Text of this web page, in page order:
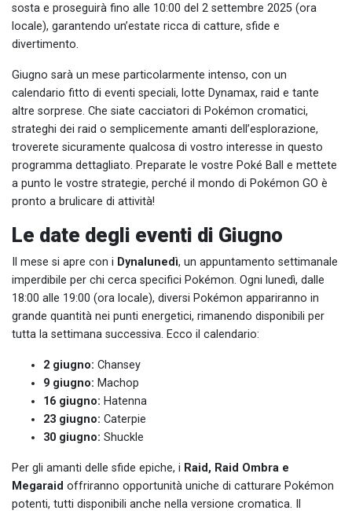
sosta e proseguirà fino alle 10:00 del 2 settembre 2025 (ora
locale), garantendo un’estate ricca di catture, sfide e
divertimento.
Giugno sarà un mese particolarmente intenso, con un
calendario fitto di eventi speciali, lotte Dynamax, raid e tante
altre sorprese. Che siate cacciatori di Pokémon cromatici,
strateghi dei raid o semplicemente amanti dell’esplorazione,
troverete sicuramente qualcosa di vostro interesse in questo
programma dettagliato. Preparate le vostre Poké Ball e mettete
a punto le vostre strategie, perché il mondo di Pokémon GO è
pronto a brulicare di attività!
Le date degli eventi di Giugno
Il mese si apre con i Dynalunedì, un appuntamento settimanale
imperdibile per chi cerca specifici Pokémon. Ogni lunedì, dalle
18:00 alle 19:00 (ora locale), diversi Pokémon appariranno in
grande quantità nei punti energetici, rimanendo disponibili per
tutta la settimana successiva. Ecco il calendario:
2 giugno: Chansey
9 giugno: Machop
16 giugno: Hatenna
23 giugno: Caterpie
30 giugno: Shuckle
Per gli amanti delle sfide epiche, i Raid, Raid Ombra e
Megaraid offriranno opportunità uniche di catturare Pokémon
potenti, tutti disponibili anche nella versione cromatica. Il